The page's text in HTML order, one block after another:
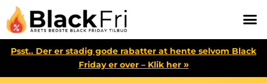
Psst.. Der er stadig gode rabatter at hente selvom Black
Friday er over – Klik her »